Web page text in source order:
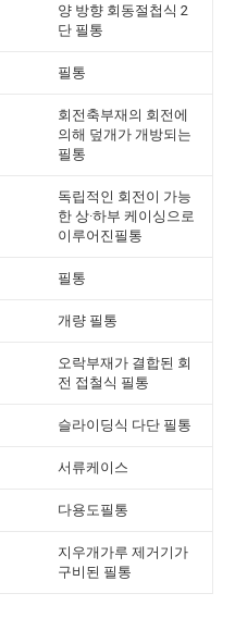
양 방향 회동절첩식 2
단 필통
필통
회전축부재의 회전에
의해 덮개가 개방되는
필통
독립적인 회전이 가능
한 상·하부 케이싱으로
이루어진필통
필통
개량 필통
오락부재가 결합된 회
전 접철식 필통
슬라이딩식 다단 필통
서류케이스
다용도필통
지우개가루 제거기가
구비된 필통